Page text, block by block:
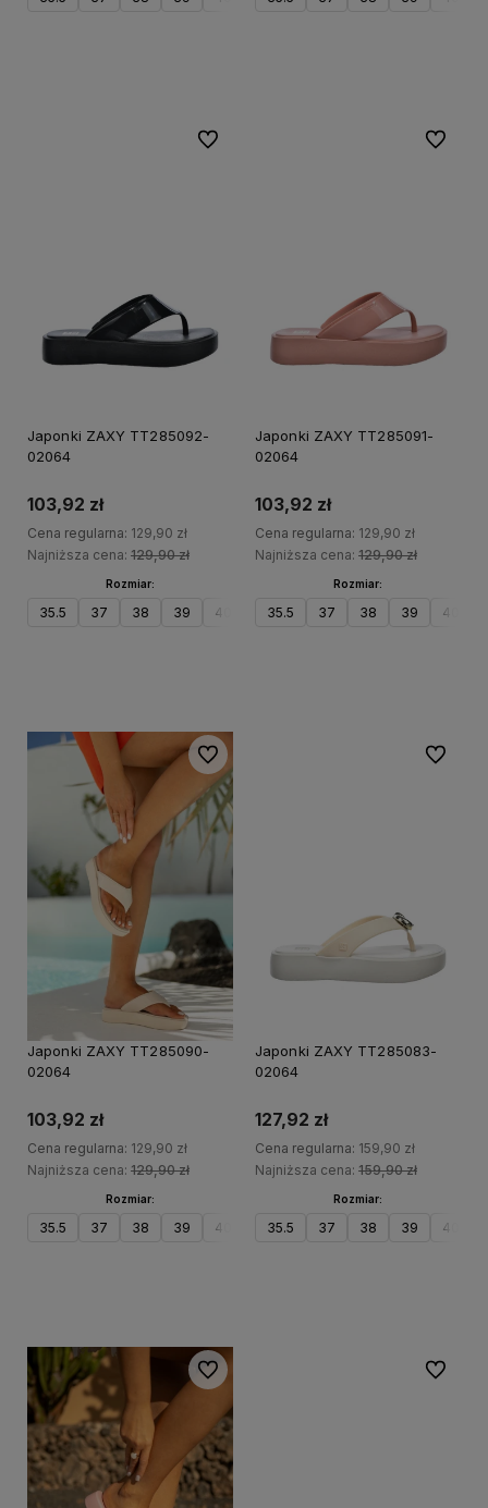
Japonki ZAXY TT285092-
02064
103,92 zł
Cena regularna: 129,90 zł
Najniższa cena: 129,90 zł
Rozmiar:
35.5 37 38 39 40 41.5
Do ulubionych
Japonki ZAXY TT285091-
02064
103,92 zł
Cena regularna: 129,90 zł
Najniższa cena: 129,90 zł
Rozmiar:
35.5 37 38 39 40
Do
Japonki ZAXY TT285090-
02064
103,92 zł
Cena regularna: 129,90 zł
Najniższa cena: 129,90 zł
Rozmiar:
35.5 37 38 39 40 41.5
Do ulubionych
Japonki ZAXY TT285083-
02064
127,92 zł
Cena regularna: 159,90 zł
Najniższa cena: 159,90 zł
Rozmiar:
35.5 37 38 39 40
Do
Do ulubionych Do